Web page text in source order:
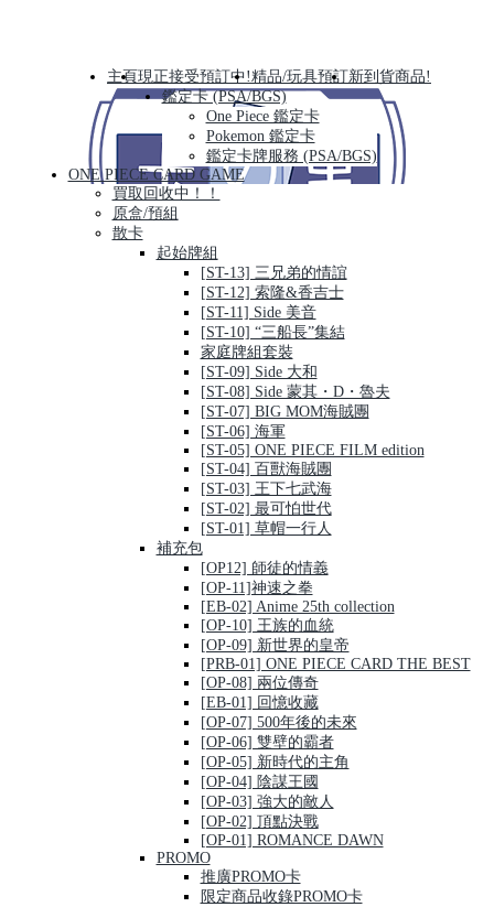
主頁現正接受預訂中!精品/玩具預訂新到貨商品!
鑑定卡 (PSA/BGS)
One Piece 鑑定卡
Pokemon 鑑定卡
鑑定卡牌服務 (PSA/BGS)
ONE PIECE CARD GAME
買取回收中！！
原盒/預組
散卡
起始牌組
[ST-13] 三兄弟的情誼
[ST-12] 索隆&香吉士
[ST-11] Side 美音
[ST-10] “三船長”集結
家庭牌組套裝
[ST-09] Side 大和
[ST-08] Side 蒙其・D・魯夫
[ST-07] BIG MOM海賊團
[ST-06] 海軍
[ST-05] ONE PIECE FILM edition
[ST-04] 百獸海賊團
[ST-03] 王下七武海
[ST-02] 最可怕世代
[ST-01] 草帽一行人
補充包
[OP12] 師徒的情義
[OP-11]神速之拳
[EB-02] Anime 25th collection
[OP-10] 王族的血統
[OP-09] 新世界的皇帝
[PRB-01] ONE PIECE CARD THE BEST
[OP-08] 兩位傳奇
[EB-01] 回憶收藏
[OP-07] 500年後的未來
[OP-06] 雙壁的霸者
[OP-05] 新時代的主角
[OP-04] 陰謀王國
[OP-03] 強大的敵人
[OP-02] 頂點決戰
[OP-01] ROMANCE DAWN
PROMO
推廣PROMO卡
限定商品收錄PROMO卡